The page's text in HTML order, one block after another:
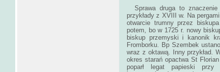
Sprawa druga to znaczenie
przykłady z XVIII w. Na
otwarcie trumny przez
potem, bo w 1725 r. nowy
biskup przemyski i kanonik
Fromborku. Bp Szembek
wraz z oktawą. Inny przykład.
okres starań opactwa St
poparł legat papieski